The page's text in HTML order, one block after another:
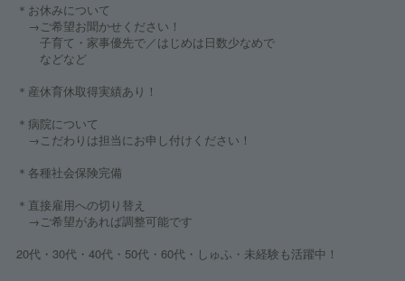
＊お休みについて
→ご希望お聞かせください！
子育て・家事優先で／はじめは日数少なめで
などなど
＊産休育休取得実績あり！
＊病院について
→こだわりは担当にお申し付けください！
＊各種社会保険完備
＊直接雇用への切り替え
→ご希望があれば調整可能です
20代・30代・40代・50代・60代・しゅふ・未経験も活躍中！